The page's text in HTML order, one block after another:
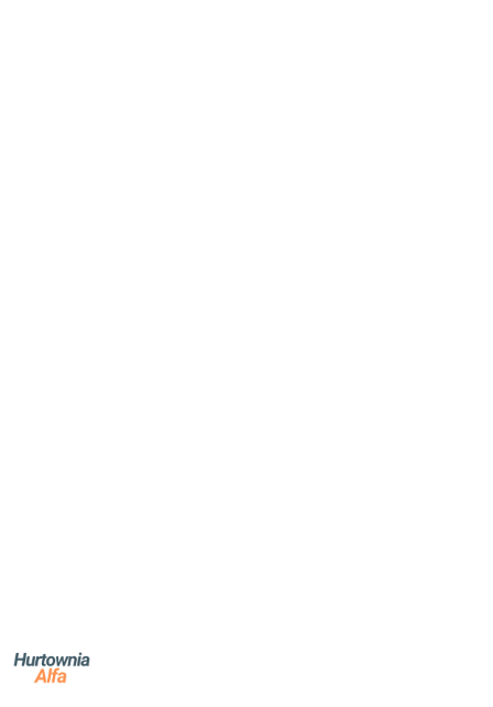
NAZWA
PRODUCENTA:
ALFA